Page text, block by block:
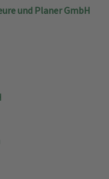
und Planer GmbH